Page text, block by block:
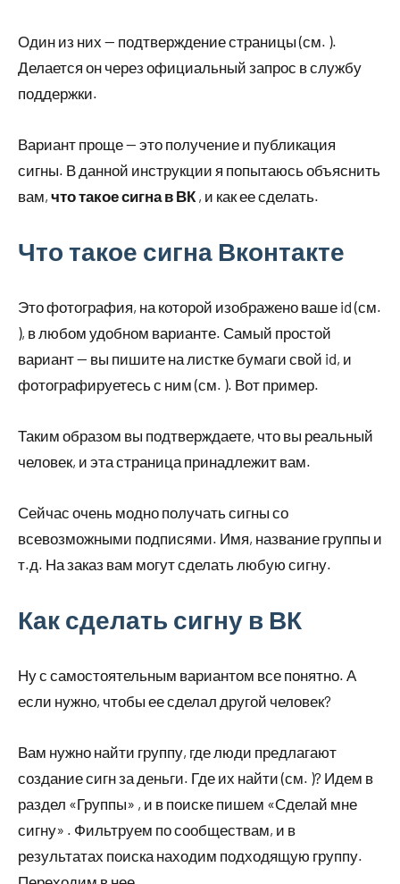
Один из них — подтверждение страницы (см. ).
Делается он через официальный запрос в службу
поддержки.
Вариант проще — это получение и публикация
сигны. В данной инструкции я попытаюсь объяснить
вам, что такое сигна в ВК , и как ее сделать.
Что такое сигна Вконтакте
Это фотография, на которой изображено ваше id (см.
), в любом удобном варианте. Самый простой
вариант — вы пишите на листке бумаги свой id, и
фотографируетесь с ним (см. ). Вот пример.
Таким образом вы подтверждаете, что вы реальный
человек, и эта страница принадлежит вам.
Сейчас очень модно получать сигны со
всевозможными подписями. Имя, название группы и
т.д. На заказ вам могут сделать любую сигну.
Как сделать сигну в ВК
Ну с самостоятельным вариантом все понятно. А
если нужно, чтобы ее сделал другой человек?
Вам нужно найти группу, где люди предлагают
создание сигн за деньги. Где их найти (см. )? Идем в
раздел «Группы» , и в поиске пишем «Сделай мне
сигну» . Фильтруем по сообществам, и в
результатах поиска находим подходящую группу.